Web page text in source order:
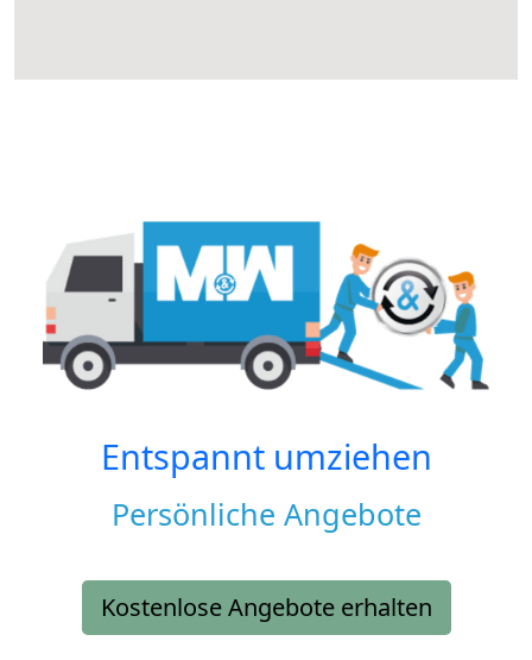
Entspannt umziehen
Persönliche Angebote
Kostenlose Angebote erhalten